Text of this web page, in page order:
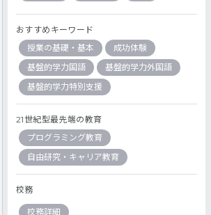
おすすめキーワード
授業の基礎・基本
成功体験
基盤的学力国語
基盤的学力外国語
基盤的学力特別支援
21世紀型最先端の教育
プログラミング教育
自由研究・キャリア教育
校務
校務詳細